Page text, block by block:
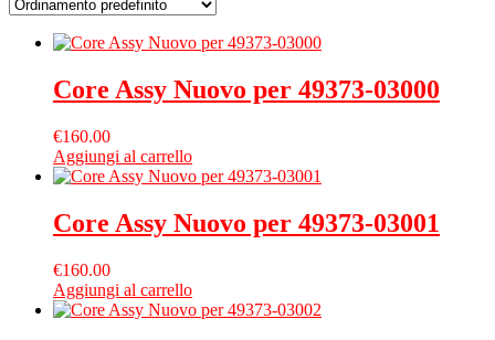
Core Assy Nuovo per 49373-03000
€160.00
Aggiungi al carrello
Core Assy Nuovo per 49373-03001
€160.00
Aggiungi al carrello